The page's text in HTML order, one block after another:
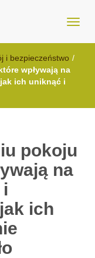
i bezpieczeństwo /
wpływają na
ich uniknąć i
pokoju
na
i
ich